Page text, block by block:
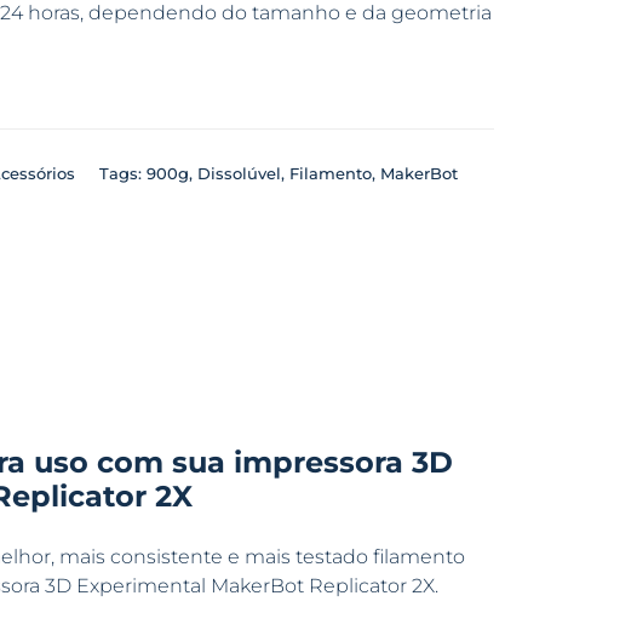
horas, dependendo do tamanho e da geometria
Tags: 900g, Dissolúvel, Filamento, MakerBot
uso com sua impressora 3D
2X
mais consistente e mais testado filamento
3D Experimental MakerBot Replicator 2X.